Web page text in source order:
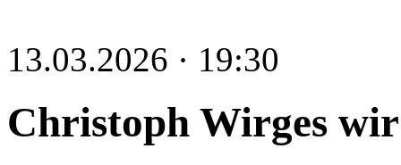
13.03.2026 · 19:30
Christoph Wirges